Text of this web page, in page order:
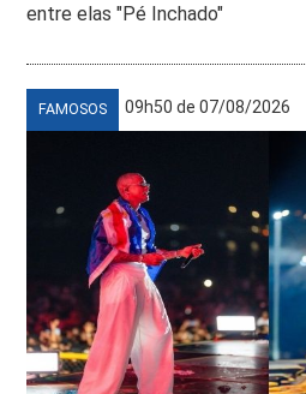
entre elas "Pé Inchado"
FAMOSOS 09h50 de 07/08/2026